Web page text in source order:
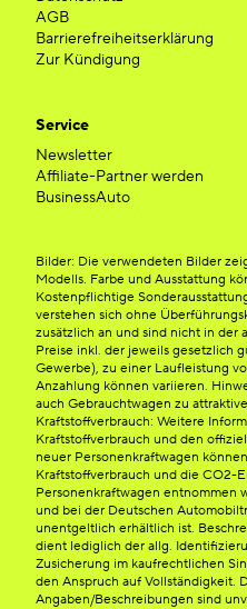
AGB
Barrierefreiheitserklärung
Zur Kündigung
Service
Newsletter
Affiliate-Partner werden
BusinessAuto
Bilder: Die verwendeten Bilder
Modells. Farbe und Ausstattung
Kostenpflichtige
verstehen sich ohne
zusätzlich an und sind nicht in der
Preise inkl. der jeweils gesetzlich
Gewerbe), zu einer Laufleistung
Anzahlung können variieren.
auch Gebrauchtwagen zu
Kraftstoffverbrauch: Weitere
Kraftstoffverbrauch und den
neuer Personenkraftwagen
Kraftstoffverbrauch und die CO2-
Personenkraftwagen entnommen
und bei der Deutschen
unentgeltlich erhältlich ist.
dient lediglich der allg.
Zusicherung im kaufrechtlichen
den Anspruch auf Vollständigkeit.
Angaben/Beschreibungen sind